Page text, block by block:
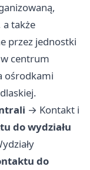
a także
przez jednostki
w centrum
ośrodkami
→ Kontakt i
do wydziału
do